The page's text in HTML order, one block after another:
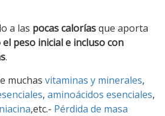
a las pocas caloríasque aporta
peso inicial e incluso con
.
muchas vitaminas y minerales,
, aminoácidos esenciales,
niacina,etc.- Pérdida de masa